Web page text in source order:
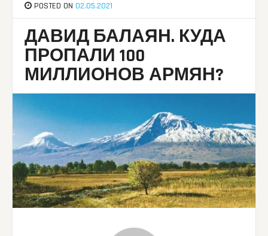
POSTED ON 02.05.2021
ДАВИД БАЛАЯН. КУДА
ПРОПАЛИ 100
МИЛЛИОНОВ АРМЯН?